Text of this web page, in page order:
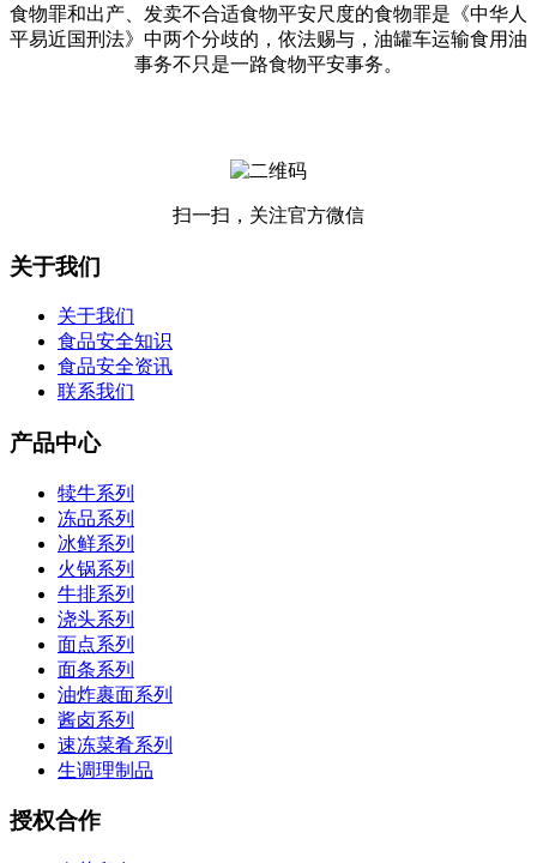
食物罪和出产、发卖不合适食物平安尺度的食物罪是《中华人
平易近国刑法》中两个分歧的，依法赐与，油罐车运输食用油
事务不只是一路食物平安事务。
扫一扫，关注官方微信
关于我们
关于我们
食品安全知识
食品安全资讯
联系我们
产品中心
犊牛系列
冻品系列
冰鲜系列
火锅系列
牛排系列
浇头系列
面点系列
面条系列
油炸裹面系列
酱卤系列
速冻菜肴系列
生调理制品
授权合作